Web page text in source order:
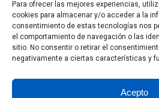
Para ofrecer las mejores experiencias,
cookies para almacenar y/o acceder a la
consentimiento de estas tecnologías nos
el comportamiento de navegación o las
sitio. No consentir o retirar el
negativamente a ciertas características y
Acepto